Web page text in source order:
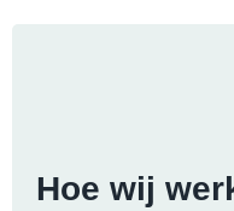
Hoe wij